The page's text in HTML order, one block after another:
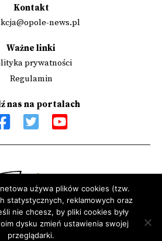
Kontakt
news.pl
Ważne linki
prywatności
Regulamin
nas na portalach
Instytut Wolności - Centrum
Obywatelskiego ze środków Programu
Obywatelskich na lata 2018 – 2030
używa plików cookies (tzw.
statystycznych, reklamowych oraz
nie chcesz, by pliki cookies były
dysku zmień ustawienia swojej
przeglądarki.